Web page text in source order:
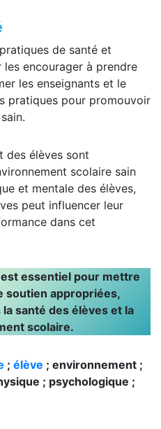
de santé et
les encourager à prendre
les enseignants et le
pratiques pour promouvoir
des élèves sont
scolaire sain
et mentale des élèves,
peut influencer leur
dans cet
essentiel pour mettre
soutien appropriées,
santé des élèves et la
scolaire.
; élève ; environnement ;
; psychologique ;